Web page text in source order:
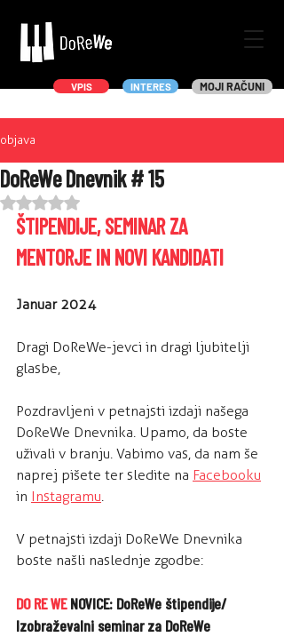
MOJI RAČUNI
VPIS INTERES
objava
DoReWe Dnevnik # 15
Ocena NaN od 5 zvezdic.
ŠTIPENDIJE, SEMINAR ZA
MENTORJE IN NOVI KANDIDATI
Januar 2024
Dragi DoReWe-jevci in dragi ljubitelji
glasbe,
Pozdravljeni v petnajsti izdaji našega
DoReWe Dnevnika. Upamo, da boste
uživali v branju. Vabimo vas, da nam še
naprej pišete ter sledite na Facebooku
in Instagramu.
V petnajsti izdaji DoReWe Dnevnika
boste našli naslednje zgodbe:
DO RE WE NOVICE: DoReWe štipendije/
Izobraževalni seminar za DoReWe